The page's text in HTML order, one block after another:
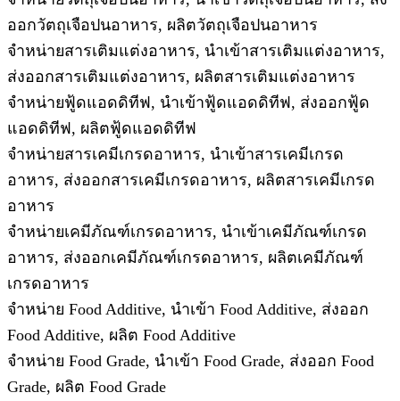
ออกวัตถุเจือปนอาหาร, ผลิตวัตถุเจือปนอาหาร
จำหน่ายสารเติมแต่งอาหาร, นำเข้าสารเติมแต่งอาหาร,
ส่งออกสารเติมแต่งอาหาร, ผลิตสารเติมแต่งอาหาร
จำหน่ายฟู้ดแอดดิทีฟ, นำเข้าฟู้ดแอดดิทีฟ, ส่งออกฟู้ด
แอดดิทีฟ, ผลิตฟู้ดแอดดิทีฟ
จำหน่ายสารเคมีเกรดอาหาร, นำเข้าสารเคมีเกรด
อาหาร, ส่งออกสารเคมีเกรดอาหาร, ผลิตสารเคมีเกรด
อาหาร
จำหน่ายเคมีภัณฑ์เกรดอาหาร, นำเข้าเคมีภัณฑ์เกรด
อาหาร, ส่งออกเคมีภัณฑ์เกรดอาหาร, ผลิตเคมีภัณฑ์
เกรดอาหาร
จำหน่าย Food Additive, นำเข้า Food Additive, ส่งออก
Food Additive, ผลิต Food Additive
จำหน่าย Food Grade, นำเข้า Food Grade, ส่งออก Food
Grade, ผลิต Food Grade